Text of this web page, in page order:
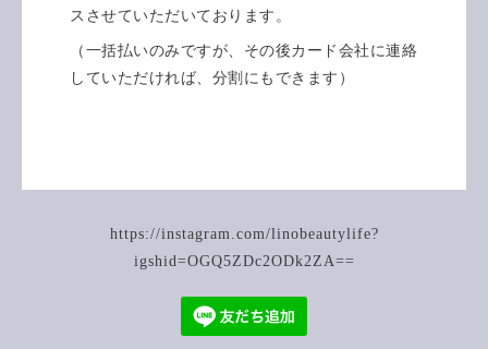
スさせていただいております。
（一括払いのみですが、その後カード会社に連絡
していただければ、分割にもできます）
https://instagram.com/linobeautylife?
igshid=OGQ5ZDc2ODk2ZA==